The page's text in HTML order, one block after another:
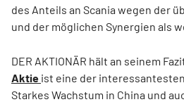
des Anteils an Scania wegen der
und der möglichen Synergien als
DER AKTIONÄR hält an seinem
Aktie ist eine der interessantesten
Starkes Wachstum in China und